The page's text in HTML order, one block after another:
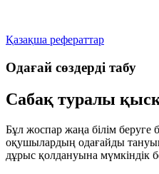
Қазақша рефераттар
Одағай сөздерді табу
Сабақ туралы
Бұл жоспар жаңа білім беруге
оқушылардың одағайды
дұрыс қолдануына мүмкіндік